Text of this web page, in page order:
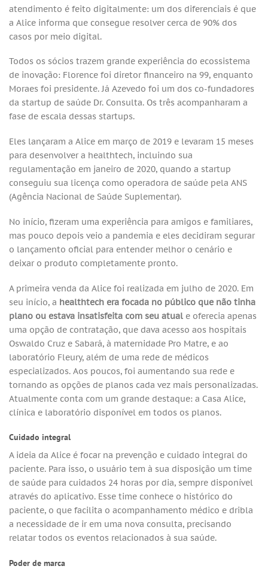
atendimento é feito digitalmente: um dos diferenciais é que
a Alice informa que consegue resolver cerca de 90% dos
casos por meio digital.
Todos os sócios trazem grande experiência do ecossistema
de inovação: Florence foi diretor financeiro na 99, enquanto
Moraes foi presidente. Já Azevedo foi um dos co-fundadores
da startup de saúde Dr. Consulta. Os três acompanharam a
fase de escala dessas startups.
Eles lançaram a Alice em março de 2019 e levaram 15 meses
para desenvolver a healthtech, incluindo sua
regulamentação em janeiro de 2020, quando a startup
conseguiu sua licença como operadora de saúde pela ANS
(Agência Nacional de Saúde Suplementar).
No início, fizeram uma experiência para amigos e familiares,
mas pouco depois veio a pandemia e eles decidiram segurar
o lançamento oficial para entender melhor o cenário e
deixar o produto completamente pronto.
A primeira venda da Alice foi realizada em julho de 2020. Em
seu início, a healthtech era focada no público que não tinha
plano ou estava insatisfeita com seu atual e oferecia apenas
uma opção de contratação, que dava acesso aos hospitais
Oswaldo Cruz e Sabará, à maternidade Pro Matre, e ao
laboratório Fleury, além de uma rede de médicos
especializados. Aos poucos, foi aumentando sua rede e
tornando as opções de planos cada vez mais personalizadas.
Atualmente conta com um grande destaque: a Casa Alice,
clínica e laboratório disponível em todos os planos.
Cuidado integral
A ideia da Alice é focar na prevenção e cuidado integral do
paciente. Para isso, o usuário tem à sua disposição um time
de saúde para cuidados 24 horas por dia, sempre disponível
através do aplicativo. Esse time conhece o histórico do
paciente, o que facilita o acompanhamento médico e dribla
a necessidade de ir em uma nova consulta, precisando
relatar todos os eventos relacionados à sua saúde.
Poder de marca